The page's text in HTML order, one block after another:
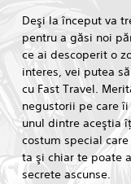
Deşi la început va
pentru a găsi noi
ce ai descoperit o
interes, vei putea
cu Fast Travel.
negustorii pe care
unul dintre aceştia
costum special
ta şi chiar te poate
secrete ascunse.